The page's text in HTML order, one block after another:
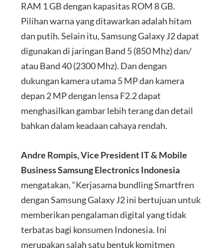
RAM 1 GB dengan kapasitas ROM 8 GB.
Pilihan warna yang ditawarkan adalah hitam
dan putih. Selain itu, Samsung Galaxy J2 dapat
digunakan di jaringan Band 5 (850 Mhz) dan/
atau Band 40 (2300 Mhz). Dan dengan
dukungan kamera utama 5 MP dan kamera
depan 2 MP dengan lensa F2.2 dapat
menghasilkan gambar lebih terang dan detail
bahkan dalam keadaan cahaya rendah.
Andre Rompis, Vice President IT & Mobile
Business Samsung Electronics Indonesia
mengatakan, “Kerjasama bundling Smartfren
dengan Samsung Galaxy J2 ini bertujuan untuk
memberikan pengalaman digital yang tidak
terbatas bagi konsumen Indonesia. Ini
merupakan salah satu bentuk komitmen